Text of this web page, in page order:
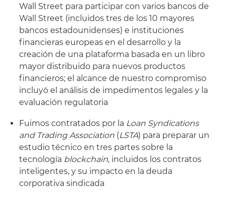
Wall Street para participar con varios bancos de
Wall Street (incluidos tres de los 10 mayores
bancos estadounidenses) e instituciones
financieras europeas en el desarrollo y la
creación de una plataforma basada en un libro
mayor distribuido para nuevos productos
financieros; el alcance de nuestro compromiso
incluyó el análisis de impedimentos legales y la
evaluación regulatoria
Fuimos contratados por la Loan Syndications
and Trading Association (LSTA) para preparar un
estudio técnico en tres partes sobre la
tecnología blockchain, incluidos los contratos
inteligentes, y su impacto en la deuda
corporativa sindicada